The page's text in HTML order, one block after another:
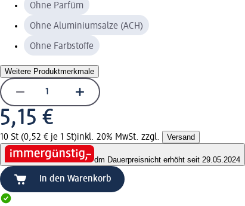
Ohne Parfüm
Ohne Aluminiumsalze (ACH)
Ohne Farbstoffe
Weitere Produktmerkmale
5,15 €
10 St (0,52 € je 1 St)inkl. 20% MwSt. zzgl. Versand
dm Dauerpreisnicht erhöht seit 29.05.2024
In den Warenkorb